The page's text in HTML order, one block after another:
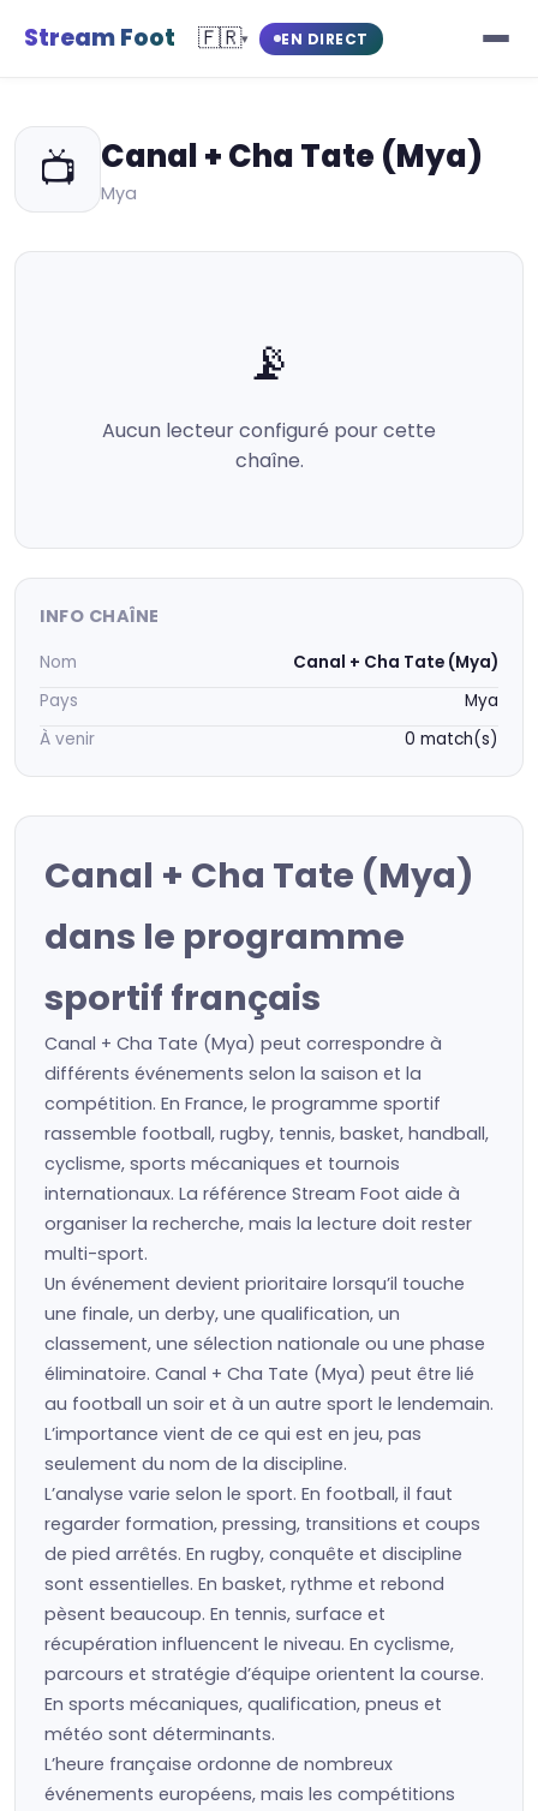
Stream Foot 🇫🇷▾ EN DIRECT
📺 Canal + Cha Tate (Mya)
Mya
📡
Aucun lecteur configuré pour cette
chaîne.
INFO CHAÎNE
Nom
Canal + Cha Tate (Mya)
Pays
Mya
À venir
0 match(s)
Canal + Cha Tate (Mya)
dans le programme
sportif français
Canal + Cha Tate (Mya) peut correspondre à
différents événements selon la saison et la
compétition. En France, le programme sportif
rassemble football, rugby, tennis, basket, handball,
cyclisme, sports mécaniques et tournois
internationaux. La référence Stream Foot aide à
organiser la recherche, mais la lecture doit rester
multi-sport.
Un événement devient prioritaire lorsqu’il touche
une finale, un derby, une qualification, un
classement, une sélection nationale ou une phase
éliminatoire. Canal + Cha Tate (Mya) peut être lié
au football un soir et à un autre sport le lendemain.
L’importance vient de ce qui est en jeu, pas
seulement du nom de la discipline.
L’analyse varie selon le sport. En football, il faut
regarder formation, pressing, transitions et coups
de pied arrêtés. En rugby, conquête et discipline
sont essentielles. En basket, rythme et rebond
pèsent beaucoup. En tennis, surface et
récupération influencent le niveau. En cyclisme,
parcours et stratégie d’équipe orientent la course.
En sports mécaniques, qualification, pneus et
météo sont déterminants.
L’heure française ordonne de nombreux
événements européens, mais les compétitions